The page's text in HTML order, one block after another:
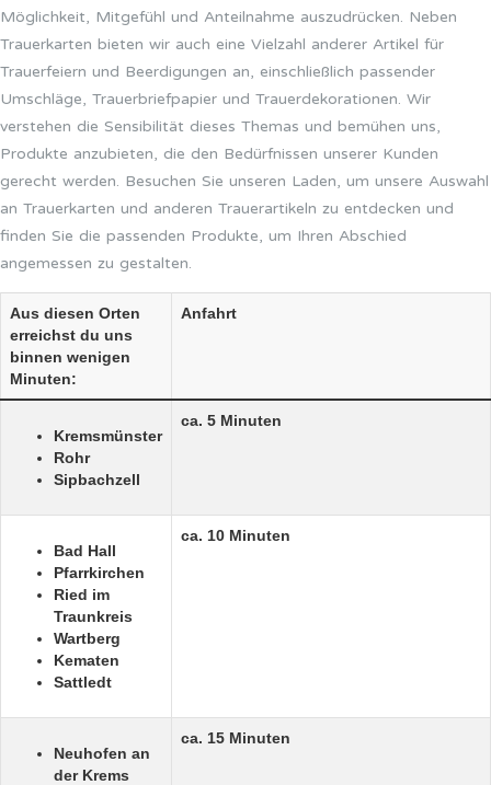
Möglichkeit, Mitgefühl und Anteilnahme auszudrücken. Neben
Trauerkarten bieten wir auch eine Vielzahl anderer Artikel für
Trauerfeiern und Beerdigungen an, einschließlich passender
Umschläge, Trauerbriefpapier und Trauerdekorationen. Wir
verstehen die Sensibilität dieses Themas und bemühen uns,
Produkte anzubieten, die den Bedürfnissen unserer Kunden
gerecht werden. Besuchen Sie unseren Laden, um unsere Auswahl
an Trauerkarten und anderen Trauerartikeln zu entdecken und
finden Sie die passenden Produkte, um Ihren Abschied
angemessen zu gestalten.
Aus diesen Orten
erreichst du uns
binnen wenigen
Minuten:
Anfahrt
Kremsmünster
Rohr
Sipbachzell
ca. 5 Minuten
Bad Hall
Pfarrkirchen
Ried im
Traunkreis
Wartberg
Kematen
Sattledt
ca. 10 Minuten
Neuhofen an
der Krems
ca. 15 Minuten